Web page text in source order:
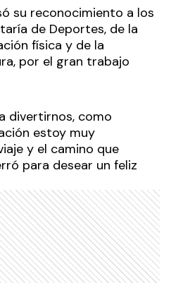
su reconocimiento a los
de Deportes, de la
física y de la
por el gran trabajo
divertirnos, como
estoy muy
y el camino que
para desear un feliz